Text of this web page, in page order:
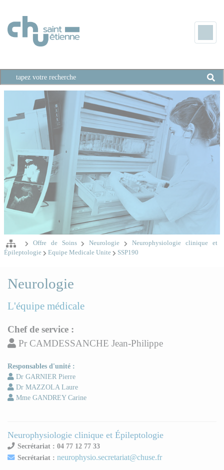
Offre de Soins Neurologie
Neurophysiologie clinique et
Épileptologie
Equipe Medicale Unite SSP190
Neurologie
L'équipe médicale
Chef de service :
Pr CAMDESSANCHE Jean-Philippe
Responsables d'unité :
Dr GARNIER Pierre
Dr MAZZOLA Laure
Mme GANDREY Carine
Neurophysiologie clinique et Épileptologie
Secrétariat : 04 77 12 77 33
Secrétariat :neurophysio.secretariat@chuse.fr